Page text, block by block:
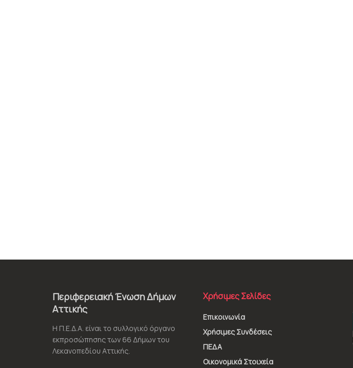
Περιφερειακή Ένωση Δήμων
Αττικής
Η Π.Ε.Δ.Α. είναι το συλλογικό όργανο
εκπροσώπησης των 66 Δήμων του
Λεκανοπεδίου Αττικής.
Χρήσιμες Σελίδες
Επικοινωνία
Χρήσιμες Συνδέσεις
ΠΕΔΑ
Οικονομικά Στοιχεία